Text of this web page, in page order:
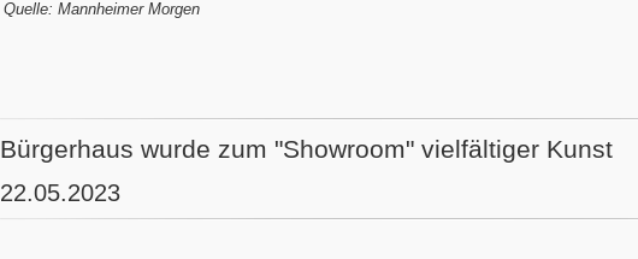
Quelle: Mannheimer Morgen
Bürgerhaus wurde zum "Showroom" vielfältiger Kunst
22.05.2023